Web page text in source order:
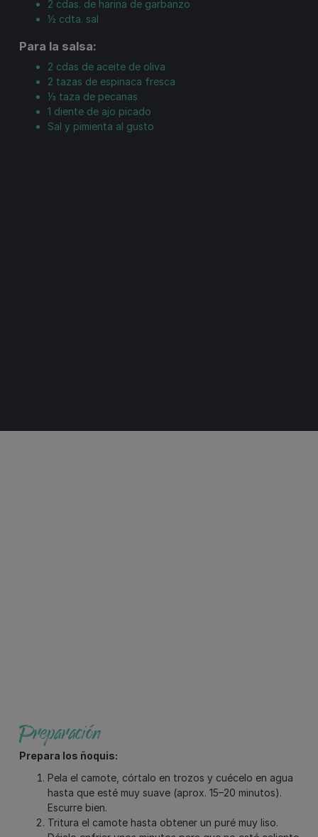
2 cdas. de harina de garbanzo
½ cdta. sal
Para la salsa:
2 cdas de aceite de oliva
2 tazas de espinaca fresca
⅓ taza de pecanas
1 diente de ajo picado
Sal y pimienta al gusto
Preparación
Prepara los ñoquis:
Pela el camote, córtalo en trozos y cuécelo en agua
hasta que esté muy suave (aprox. 15–20 minutos).
Escurre bien.
Tritura el camote hasta obtener un puré muy liso.